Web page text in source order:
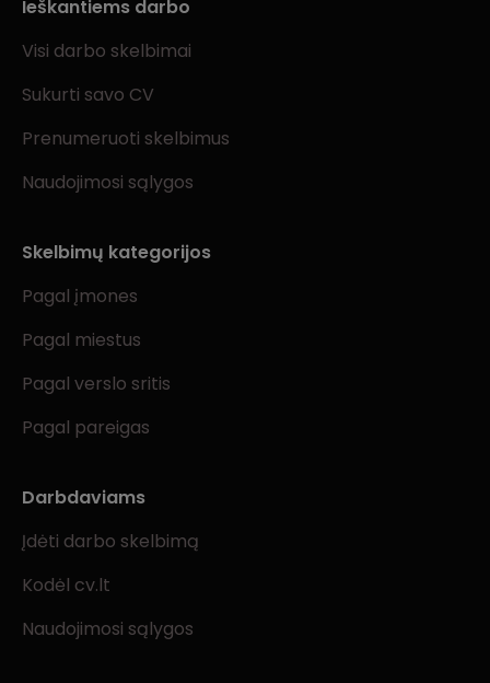
Ieškantiems darbo
Visi darbo skelbimai
Sukurti savo CV
Prenumeruoti skelbimus
Naudojimosi sąlygos
Skelbimų kategorijos
Pagal įmones
Pagal miestus
Pagal verslo sritis
Pagal pareigas
Darbdaviams
Įdėti darbo skelbimą
Kodėl cv.lt
Naudojimosi sąlygos